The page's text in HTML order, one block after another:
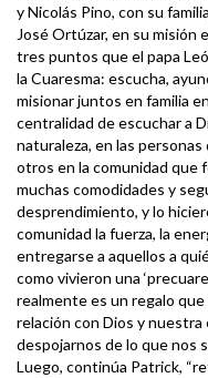
y Nicolás Pino, con su
José Ortúzar, en su misión
tres puntos que el papa
la Cuaresma: escucha,
misionar juntos en familia
centralidad de escuchar a
naturaleza, en las
otros en la comunidad que
muchas comodidades y
desprendimiento, y lo
comunidad la fuerza, la
entregarse a aquellos a
como vivieron una
realmente es un regalo
relación con Dios y nuestra
despojarnos de lo que nos
Luego, continúa Patrick,